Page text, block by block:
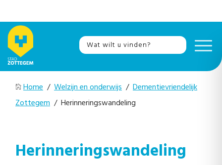
Home / Welzijn en onderwijs / Dementievriendelijk
Zottegem / Herinneringswandeling
Herinneringswandeling